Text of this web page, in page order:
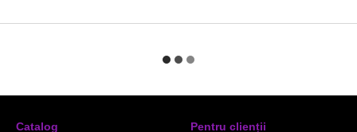
Catalog Pentru clienții